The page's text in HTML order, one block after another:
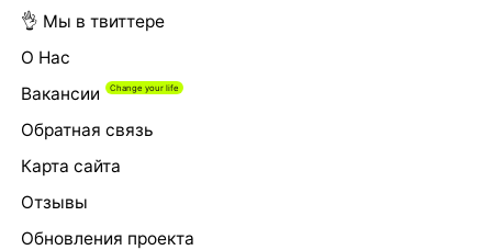
👌 Мы в твиттере
О Нас
Вакансии
Обратная связь
Карта сайта
Отзывы
Обновления проекта